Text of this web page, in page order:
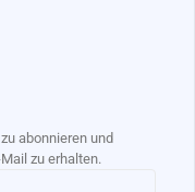
abonnieren und
zu erhalten.